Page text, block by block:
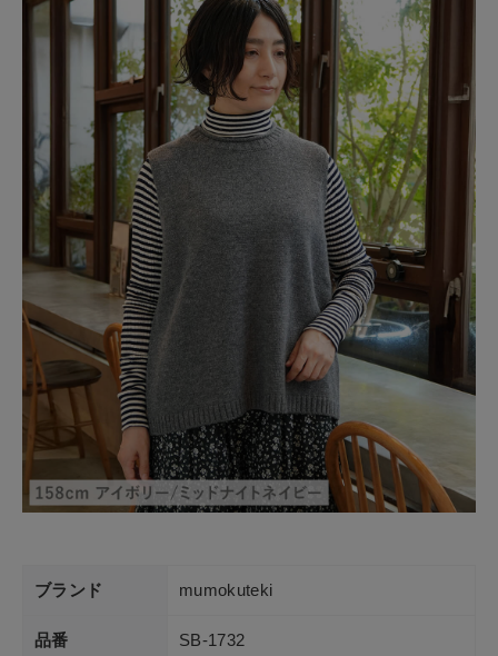
ブランド mumokuteki
品番 SB-1732